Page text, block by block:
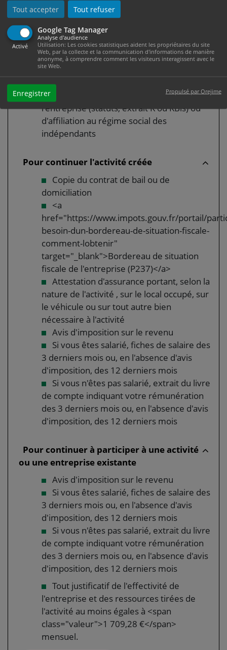
Tout accepter Tout refuser
Google Tag Manager
Activé
Analyse d'audience
Utilisation: Les cookies statistiques aident les propriétaires du site
Web, par la collecte et la communication d'informations de manière
anonyme, à comprendre comment les visiteurs interagissent avec le
site Web.
Enregistrer Propulsé par Orejime
Tout justificatif sur la viabilité
économique du projet de création
d'entreprise
Poursuite d'une activité commerciale,
Justificatif d'immatriculation de
l'entreprise (statuts, extrait K ou KBis) ou
d'affiliation au régime social des
indépendants
Pour continuer l'activité créée
Copie du contrat de bail ou de
domiciliation
<a
href="https://www.impots.gouv.fr/portail/
besoin-dun-bordereau-de-situation-fiscale-
comment-lobtenir"
target="_blank">Bordereau de situation
fiscale de l'entreprise (P237)</a>
Attestation d'assurance portant, selon la
nature de l'activité , sur le local occupé, sur
le véhicule ou sur tout autre bien
nécessaire à l'activité
Avis d'imposition sur le revenu
Si vous êtes salarié, fiches de salaire des
3 derniers mois ou, en l'absence d'avis
d'imposition, des 12 derniers mois
Si vous n'êtes pas salarié, extrait du livre
de compte indiquant votre rémunération
des 3 derniers mois ou, en l'absence d'avis
d'imposition, des 12 derniers mois
Pour continuer à participer à une activité
ou une entreprise existante
Avis d'imposition sur le revenu
Si vous êtes salarié, fiches de salaire des
3 derniers mois ou, en l'absence d'avis
d'imposition, des 12 derniers mois
Si vous n'êtes pas salarié, extrait du livre
de compte indiquant votre rémunération
des 3 derniers mois ou, en l'absence d'avis
d'imposition, des 12 derniers mois
Tout justificatif de l'effectivité de
l'entreprise et des ressources tirées de
l'activité au moins égales à <span
class="valeur">1 709,28 €</span>
mensuel.